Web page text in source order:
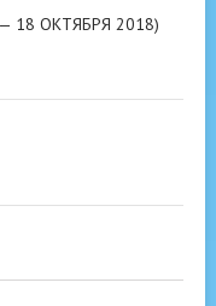
18 ОКТЯБРЯ 2018)